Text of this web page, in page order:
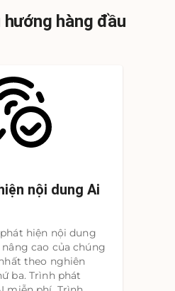
hàng đầu
nội dung Ai
hiện nội dung
cao của chúng
theo nghiên
ba. Trình phát